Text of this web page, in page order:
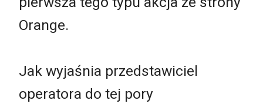
Orange.
Jak wyjaśnia przedstawiciel
operatora do tej pory